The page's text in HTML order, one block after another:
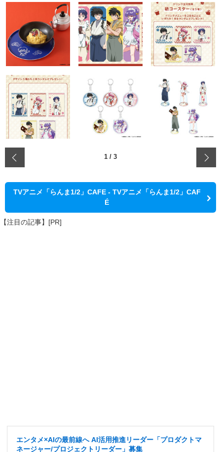
1 / 3
TVアニメ「らんま1/2」CAFE - TVアニメ「らんま1/2」CAF
É
【注目の記事】[PR]
エンタメ×AIの最前線へ AI活用推進リーダー「プロダクトマ
ネージャー/プロジェクトリーダー」募集